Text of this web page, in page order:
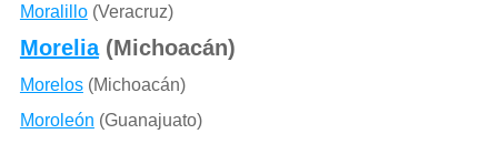
Moralillo(Veracruz)
Morelia(Michoacán)
Morelos(Michoacán)
Moroleón (Guanajuato)